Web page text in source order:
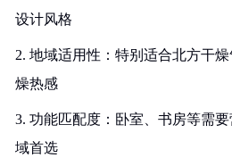
设计风格
2. 地域适用性：特别适合北方干
燥热感
3. 功能匹配度：卧室、书房等需
域首选